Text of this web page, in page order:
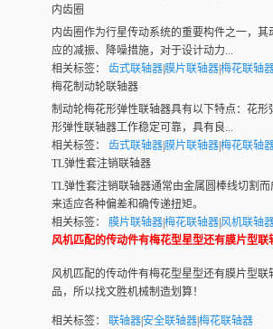
内齿圈
内齿圈作为行星传动系统的重要构件之一，
应的减振、降噪措施，对于设计动力...
相关标签：
齿式联轴器|膜片联轴器|梅花联轴
梅花制动轮联轴器
制动轮梅花形弹性联轴器具有以下特点：花形
形弹性联轴器工作稳定可靠，具有良...
相关标签：
齿式联轴器|膜片联轴器|梅花联轴
TL弹性套注销联轴器
TL弹性套注销联轴器通常由金属圆棒线切割而
来适应各种偏差和确传递扭矩。
相关标签：
膜片联轴器|梅花联轴器| 风机联轴
风机匹配的传动件有梅花型星型还有膜片型
风机匹配的传动件有梅花型星型还有膜片型联
品，所以找文胜机械制造划算！
相关标签： 联轴器|安全联轴器|梅花联轴器